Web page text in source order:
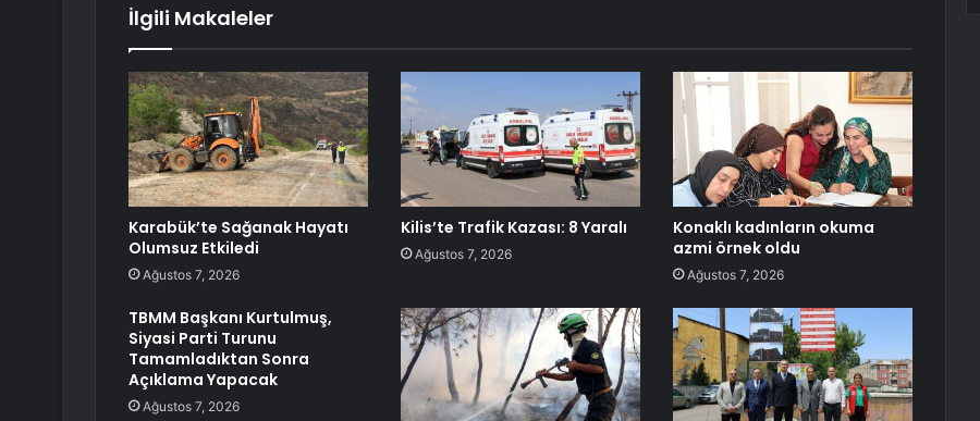
İlgili Makaleler
Karabük’te Sağanak Hayatı
Olumsuz Etkiledi
Ağustos 7, 2026
Kilis’te Trafik Kazası: 8 Yaralı
Ağustos 7, 2026
Konaklı kadınların okuma
azmi örnek oldu
Ağustos 7, 2026
TBMM Başkanı Kurtulmuş,
Siyasi Parti Turunu
Tamamladıktan Sonra
Açıklama Yapacak
Ağustos 7, 2026